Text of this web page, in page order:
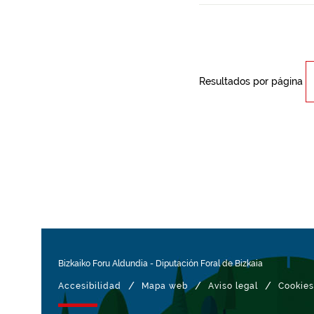
Resultados por página
Bizkaiko Foru Aldundia - Diputación Foral de Bizkaia
Accesibilidad / Mapa web / Aviso legal / Cookies